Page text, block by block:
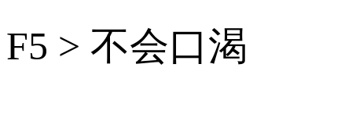
F5 > 不会口渴